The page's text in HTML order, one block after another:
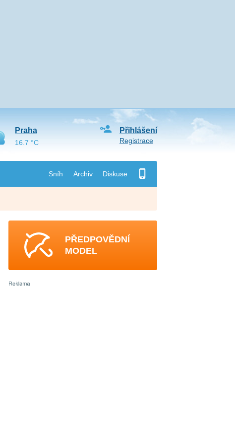
Sníh Archiv Diskuse
Přihlášení
Registrace
Praha
16.7 °C
PŘEDPOVĚDNÍ
MODEL